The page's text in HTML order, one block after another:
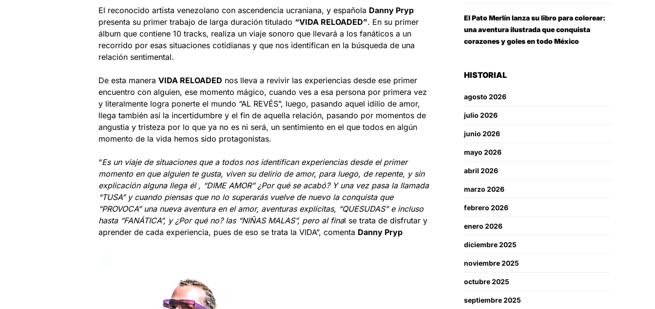
El reconocido artista venezolano con ascendencia ucraniana, y española Danny Pryp
presenta su primer trabajo de larga duración titulado “VIDA RELOADED”. En su primer
álbum que contiene 10 tracks, realiza un viaje sonoro que llevará a los fanáticos a un
recorrido por esas situaciones cotidianas y que nos identifican en la búsqueda de una
relación sentimental.
De esta manera VIDA RELOADED nos lleva a revivir las experiencias desde ese primer
encuentro con alguien, ese momento mágico, cuando ves a esa persona por primera vez
y literalmente logra ponerte el mundo “AL REVÉS”, luego, pasando aquel idilio de amor,
llega también así la incertidumbre y el fin de aquella relación, pasando por momentos de
angustia y tristeza por lo que ya no es ni será, un sentimiento en el que todos en algún
momento de la vida hemos sido protagonistas.
“Es un viaje de situaciones que a todos nos identifican experiencias desde el primer
momento en que alguien te gusta, viven su delirio de amor, para luego, de repente, y sin
explicación alguna llega él , “DIME AMOR” ¿Por qué se acabó? Y una vez pasa la llamada
“TUSA” y cuando piensas que no lo superarás vuelve de nuevo la conquista que
“PROVOCA” una nueva aventura en el amor, aventuras explícitas, “QUESUDAS” e incluso
hasta “FANÁTICA”, y ¿Por qué no? las “NIÑAS MALAS”, pero al final se trata de disfrutar y
aprender de cada experiencia, pues de eso se trata la VIDA”, comenta Danny Pryp
El Pato Merlín lanza su libro para colorear:
una aventura ilustrada que conquista
corazones y goles en todo México
HISTORIAL
agosto 2026
julio 2026
junio 2026
mayo 2026
abril 2026
marzo 2026
febrero 2026
enero 2026
diciembre 2025
noviembre 2025
octubre 2025
septiembre 2025